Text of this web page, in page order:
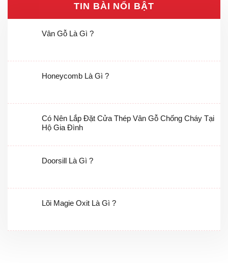
TIN BÀI NỔI BẬT
Vân Gỗ Là Gì ?
Honeycomb Là Gì ?
Có Nên Lắp Đặt Cửa Thép Vân Gỗ Chống Cháy Tại
Hộ Gia Đình
Doorsill Là Gì ?
Lõi Magie Oxit Là Gì ?